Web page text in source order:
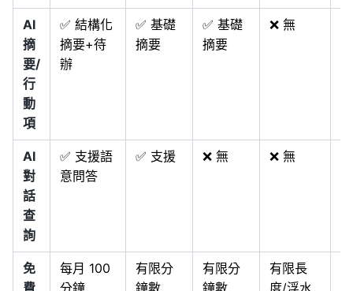
AI
摘
要/
行
動
項
✅ 結構化
摘要+待
辦
✅ 基礎
摘要
✅ 基礎
摘要
❌ 無
AI
對
話
查
詢
✅ 支援語
意問答
✅ 支援 ❌ 無 ❌ 無
免
費
每月 100
分鐘
有限分
鐘數
有限分
鐘數
有限長
度/浮水